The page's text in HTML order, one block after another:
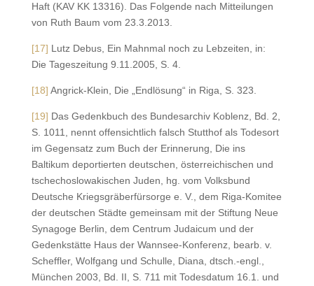
Haft (KAV KK 13316). Das Folgende nach Mitteilungen
von Ruth Baum vom 23.3.2013.
[17] Lutz Debus, Ein Mahnmal noch zu Lebzeiten, in:
Die Tageszeitung 9.11.2005, S. 4.
[18] Angrick-Klein, Die „Endlösung“ in Riga, S. 323.
[19] Das Gedenkbuch des Bundesarchiv Koblenz, Bd. 2,
S. 1011, nennt offensichtlich falsch Stutthof als Todesort
im Gegensatz zum Buch der Erinnerung, Die ins
Baltikum deportierten deutschen, österreichischen und
tschechoslowakischen Juden, hg. vom Volksbund
Deutsche Kriegsgräberfürsorge e. V., dem Riga-Komitee
der deutschen Städte gemeinsam mit der Stiftung Neue
Synagoge Berlin, dem Centrum Judaicum und der
Gedenkstätte Haus der Wannsee-Konferenz, bearb. v.
Scheffler, Wolfgang und Schulle, Diana, dtsch.-engl.,
München 2003, Bd. II, S. 711 mit Todesdatum 16.1. und